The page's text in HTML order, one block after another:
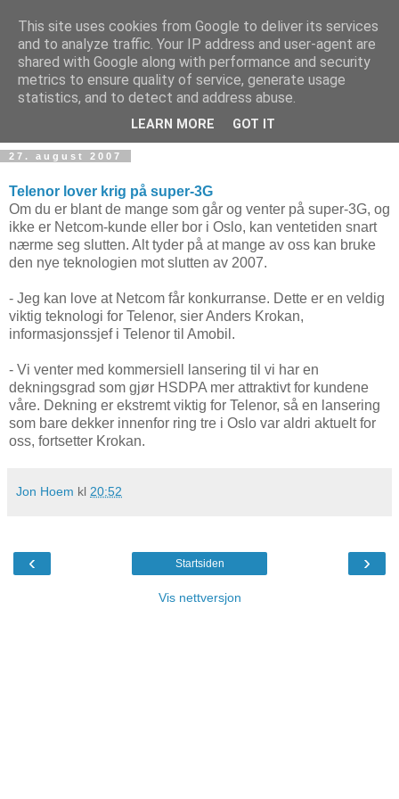
Teknologinyheter
27. august 2007
Telenor lover krig på super-3G
Om du er blant de mange som går og venter på super-3G, og
ikke er Netcom-kunde eller bor i Oslo, kan ventetiden snart
nærme seg slutten. Alt tyder på at mange av oss kan bruke
den nye teknologien mot slutten av 2007.
- Jeg kan love at Netcom får konkurranse. Dette er en veldig
viktig teknologi for Telenor, sier Anders Krokan,
informasjonssjef i Telenor til Amobil.
- Vi venter med kommersiell lansering til vi har en
dekningsgrad som gjør HSDPA mer attraktivt for kundene
våre. Dekning er ekstremt viktig for Telenor, så en lansering
som bare dekker innenfor ring tre i Oslo var aldri aktuelt for
oss, fortsetter Krokan.
Jon Hoem kl 20:52
‹ ›
Startsiden
Vis nettversjon
This site uses cookies from Google to deliver its services
and to analyze traffic. Your IP address and user-agent are
shared with Google along with performance and security
metrics to ensure quality of service, generate usage
statistics, and to detect and address abuse.
LEARN MORE GOT IT